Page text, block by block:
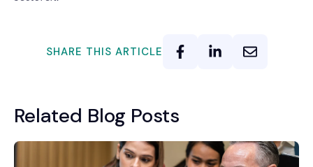
SHARE THIS ARTICLE
Related Blog Posts